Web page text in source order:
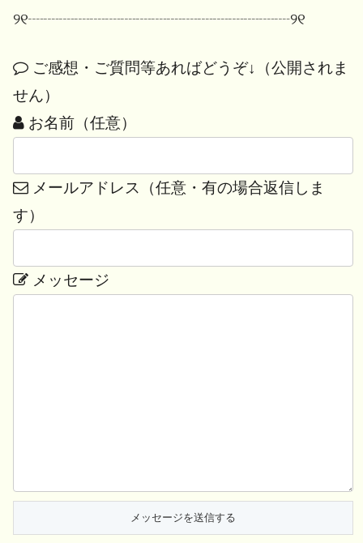
୨୧┈┈┈┈┈┈┈┈┈┈┈┈┈┈┈┈┈୨୧
ご感想・ご質問等あればどうぞ↓（公開されま
せん）
お名前（任意）
メールアドレス（任意・有の場合返信しま
す）
メッセージ